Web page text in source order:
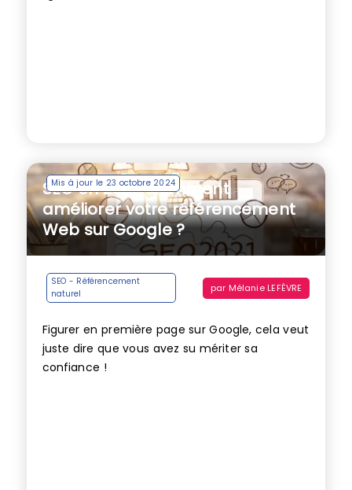
Mis à jour le 23 octobre 2024
SEO en 2021 : comment
améliorer votre référencement
Web sur Google ?
SEO - Référencement
naturel
par Mélanie LEFÈVRE
Figurer en première page sur Google, cela veut
juste dire que vous avez su mériter sa
confiance !